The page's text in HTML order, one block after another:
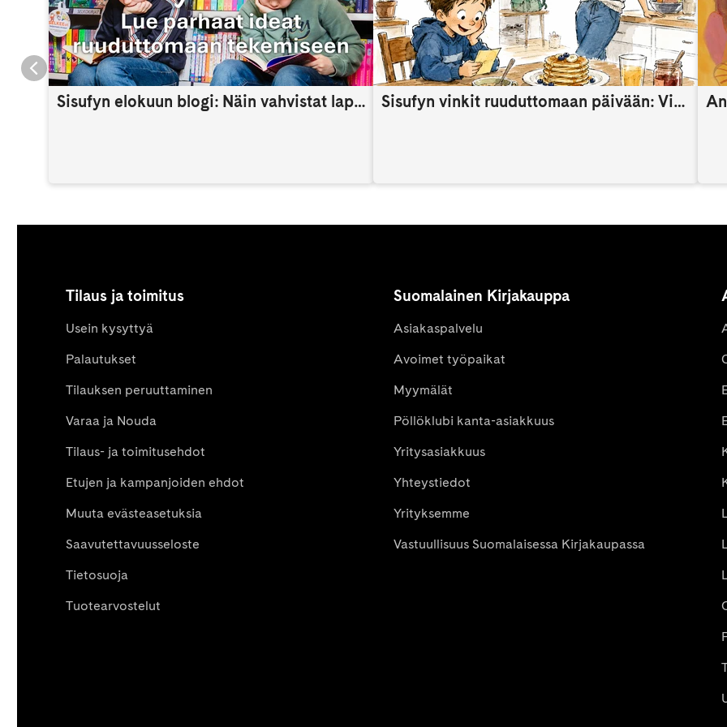
Sisufyn elokuun blogi: Näin vahvistat lapsen itsetuntoa someaikana Sisufyn vinkit ruuduttomaan päivään: Vinkki 9
Tilaus ja toimitus
Usein kysyttyä
Palautukset
Tilauksen peruuttaminen
Varaa ja Nouda
Tilaus- ja toimitusehdot
Etujen ja kampanjoiden ehdot
Muuta evästeasetuksia
Saavutettavuusseloste
Tietosuoja
Tuotearvostelut
Suomalainen Kirjakauppa
Asiakaspalvelu
Avoimet työpaikat
Myymälät
Pöllöklubi kanta-asiakkuus
Yritysasiakkuus
Yhteystiedot
Yrityksemme
Vastuullisuus Suomalaisessa Kirjakaupassa